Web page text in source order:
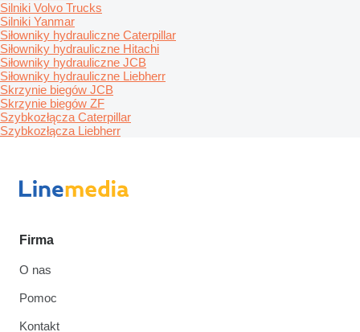
Silniki Volvo Trucks
Silniki Yanmar
Siłowniky hydrauliczne Caterpillar
Siłowniky hydrauliczne Hitachi
Siłowniky hydrauliczne JCB
Siłowniky hydrauliczne Liebherr
Skrzynie biegów JCB
Skrzynie biegów ZF
Szybkozłącza Caterpillar
Szybkozłącza Liebherr
Firma
O nas
Pomoc
Kontakt